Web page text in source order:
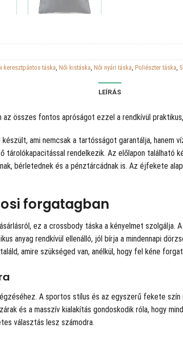
keresztpántos táska Női kistáska Női nyári táska Poliészter táska
LEÍRÁS
összes fontos apróságot ezzel a rendkívül
ami nemcsak a tartósságot garantálja,
rendelkezik. Az előlapon
bérletednek és a pénztárcádnak is. Az éjfekete
forgatagban
ez a crossbody táska a kényelmet
anyag rendkívül ellenálló, jól bírja a mindennapi
amire szükséged van, anélkül, hogy fel kéne
A sportos stílus és az egyszerű fekete
és a masszív kialakítás gondoskodik róla, hogy
választás lesz számodra.